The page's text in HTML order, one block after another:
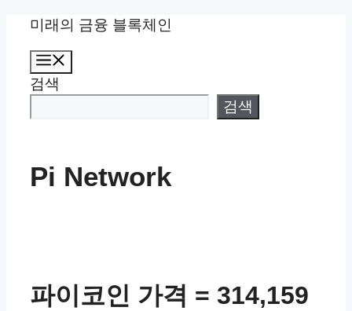
미래의 금융 블록체인
검색
검색
Pi Network
파이코인 가격 = 314,159